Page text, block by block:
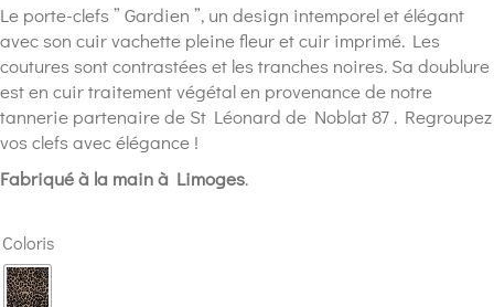
Le porte-clefs ” Gardien ”, un design intemporel et élégant
avec son cuir vachette pleine fleur et cuir imprimé. Les
coutures sont contrastées et les tranches noires. Sa doublure
est en cuir traitement végétal en provenance de notre
tannerie partenaire de St Léonard de Noblat 87 . Regroupez
vos clefs avec élégance !
Fabriqué à la main à Limoges.
Coloris